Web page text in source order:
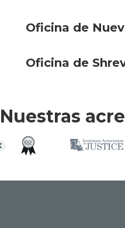
Oficina de
Oficina de
Nuestras